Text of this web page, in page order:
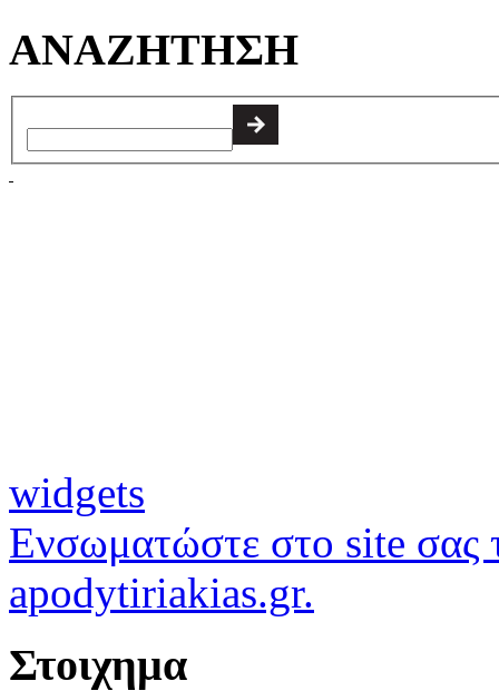
ΑΝΑΖΗΤΗΣΗ
widgets
Ενσωματώστε στο site σας
apodytiriakias.gr.
Στοιχημα